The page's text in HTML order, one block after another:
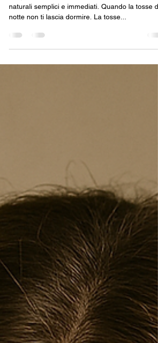
5 rimedi veloci per calmare la
tosse di notte
Scopri come calmare la tosse notturna con
naturali semplici e immediati. Quando la tosse di